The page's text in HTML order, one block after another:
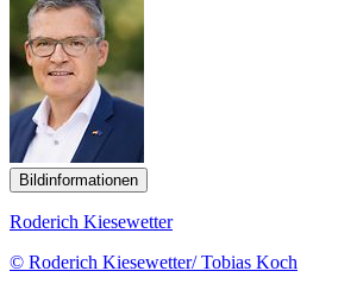
Bildinformationen
Roderich Kiesewetter
© Roderich Kiesewetter/ Tobias Koch